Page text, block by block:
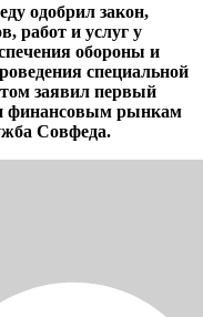
одобрил закон,
работ и услуг у
обороны и
специальной
заявил первый
финансовым рынкам
Совфеда.